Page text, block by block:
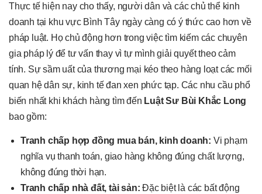
Thực tế hiện nay cho thấy, người dân và các chủ thể kinh
doanh tại khu vực Bình Tây ngày càng có ý thức cao hơn về
pháp luật. Họ chủ động hơn trong việc tìm kiếm các chuyên
gia pháp lý để tư vấn thay vì tự mình giải quyết theo cảm
tính. Sự sầm uất của thương mại kéo theo hàng loạt các mối
quan hệ dân sự, kinh tế đan xen phức tạp. Các nhu cầu phổ
biến nhất khi khách hàng tìm đến Luật Sư Bùi Khắc Long
bao gồm:
Tranh chấp hợp đồng mua bán, kinh doanh: Vi phạm
nghĩa vụ thanh toán, giao hàng không đúng chất lượng,
không đúng thời hạn.
Tranh chấp nhà đất, tài sản: Đặc biệt là các bất động